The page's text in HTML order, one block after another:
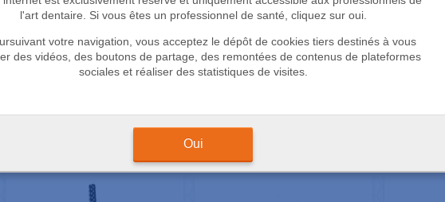
l'art dentaire. Si vous êtes un professionnel de santé, cliquez sur oui.
votre navigation, vous acceptez le dépôt de cookies tiers destinés à vous
des vidéos, des boutons de partage, des remontées de contenus de plateformes
sociales et réaliser des statistiques de visites.
Oui
Sélectionnez vos critères de recherche en cliquant dessus
MARQUE
Résultats de votre recherche : 4 produits correspondants